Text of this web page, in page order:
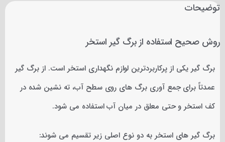
می‌باشد.
توضیحات
روش صحیح استفاده از برگ گیر استخر
برگ گیر یکی از پرکاربردترین لوازم نگهداری استخر است. از برگ گیر
عمدتاً برای جمع آوری برگ های روی سطح آب، ته نشین شده در
کف استخر و حتی معلق در میان آب استفاده می شود.
برگ گیر های استخر به دو نوع اصلی زیر تقسیم می شوند: